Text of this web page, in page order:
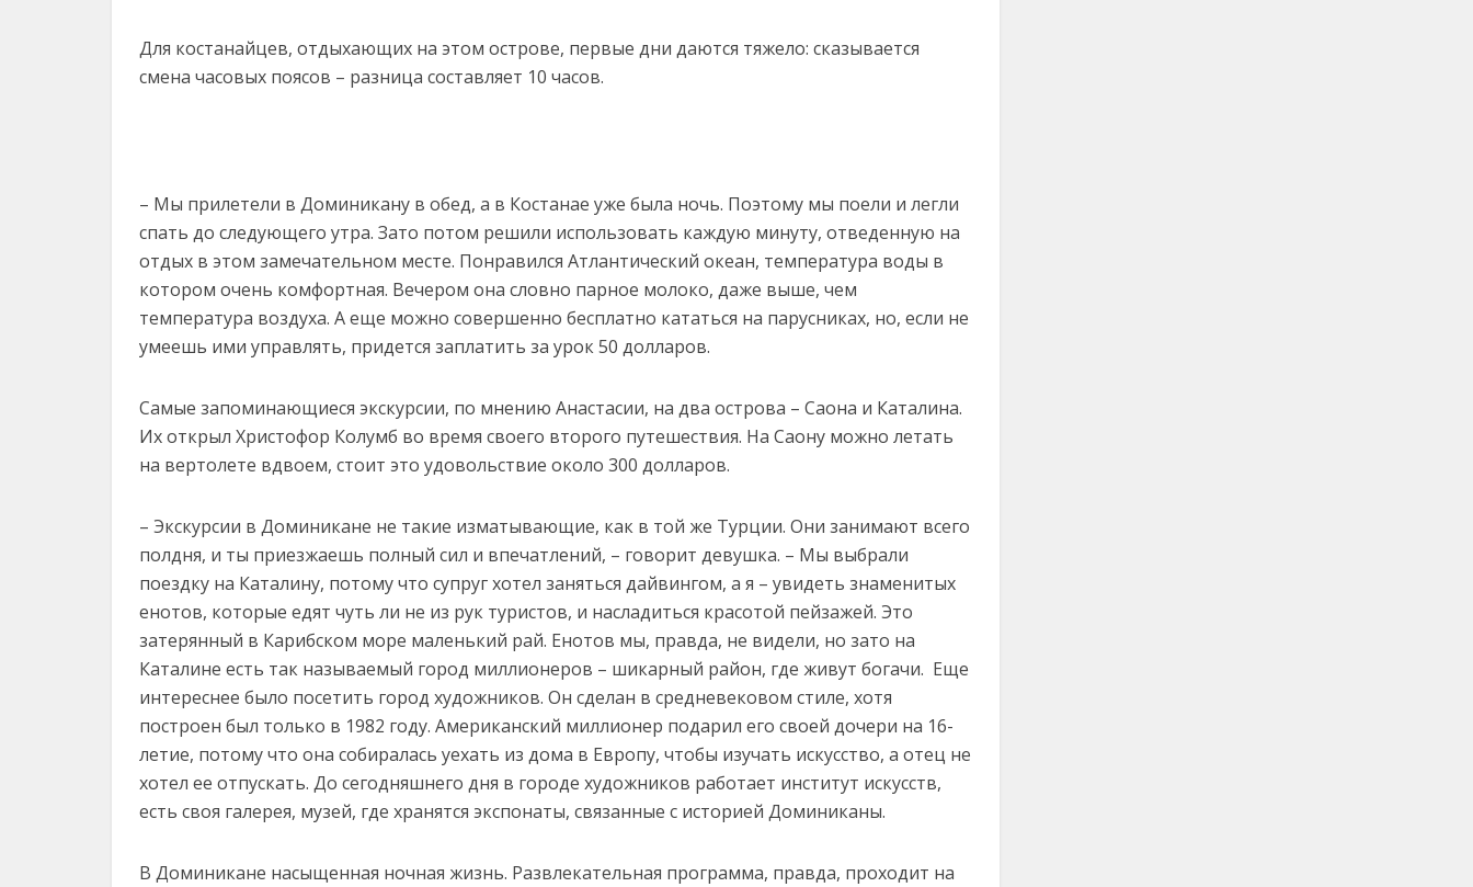
Для костанайцев, отдыхающих на этом острове, первые дни даются тяжело: сказывается
смена часовых поясов – разница составляет 10 часов.
– Мы прилетели в Доминикану в обед, а в Костанае уже была ночь. Поэтому мы поели и легли
спать до следующего утра. Зато потом решили использовать каждую минуту, отведенную на
отдых в этом замечательном месте. Понравился Атлантический океан, температура воды в
котором очень комфортная. Вечером она словно парное молоко, даже выше, чем
температура воздуха. А еще можно совершенно бесплатно кататься на парусниках, но, если не
умеешь ими управлять, придется заплатить за урок 50 долларов.
Самые запоминающиеся экскурсии, по мнению Анастасии, на два острова – Саона и Каталина.
Их открыл Христофор Колумб во время своего второго путешествия. На Саону можно летать
на вертолете вдвоем, стоит это удовольствие около 300 долларов.
– Экскурсии в Доминикане не такие изматывающие, как в той же Турции. Они занимают всего
полдня, и ты приезжаешь полный сил и впечатлений, – говорит девушка. – Мы выбрали
поездку на Каталину, потому что супруг хотел заняться дайвингом, а я – увидеть знаменитых
енотов, которые едят чуть ли не из рук туристов, и насладиться красотой пейзажей. Это
затерянный в Карибском море маленький рай. Енотов мы, правда, не видели, но зато на
Каталине есть так называемый город миллионеров – шикарный район, где живут богачи. Еще
интереснее было посетить город художников. Он сделан в средневековом стиле, хотя
построен был только в 1982 году. Американский миллионер подарил его своей дочери на 16-
летие, потому что она собиралась уехать из дома в Европу, чтобы изучать искусство, а отец не
хотел ее отпускать. До сегодняшнего дня в городе художников работает институт искусств,
есть своя галерея, музей, где хранятся экспонаты, связанные с историей Доминиканы.
В Доминикане насыщенная ночная жизнь. Развлекательная программа, правда, проходит на